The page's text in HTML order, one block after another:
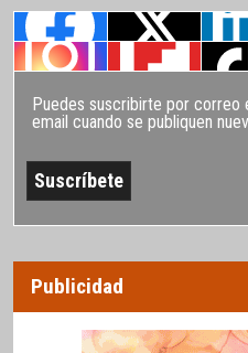
Puedes suscribirte por correo
email cuando se publiquen
Publicidad